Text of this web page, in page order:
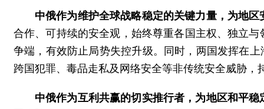
中俄作为维护全球战略稳定的关键力量，为地
合作、可持续的安全观，始终尊重各国主权、独立
争端，有效防止局势失控升级。同时，两国发挥在
跨国犯罪、毒品走私及网络安全等非传统安全威胁
中俄作为互利共赢的切实推行者，为地区和平稳